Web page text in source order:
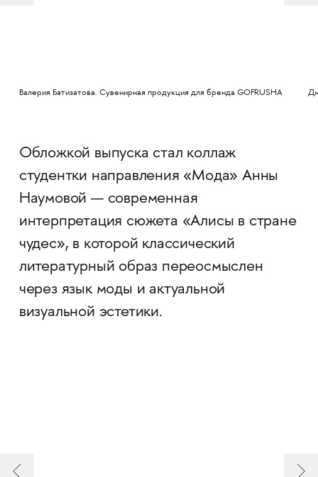
Валерия Батизатова. Сувенирная продукция для бренда GOFRUSHA
Обложкой выпуска стал коллаж
студентки направления «Мода» Анны
Наумовой — современная
интерпретация сюжета «Алисы в стране
чудес», в которой классический
литературный образ переосмыслен
через язык моды и актуальной
визуальной эстетики.